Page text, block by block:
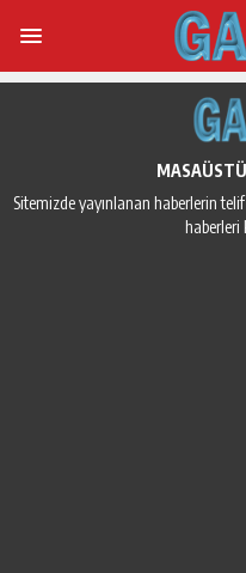
Sitemizde yayınlanan haberlerin
haberleri